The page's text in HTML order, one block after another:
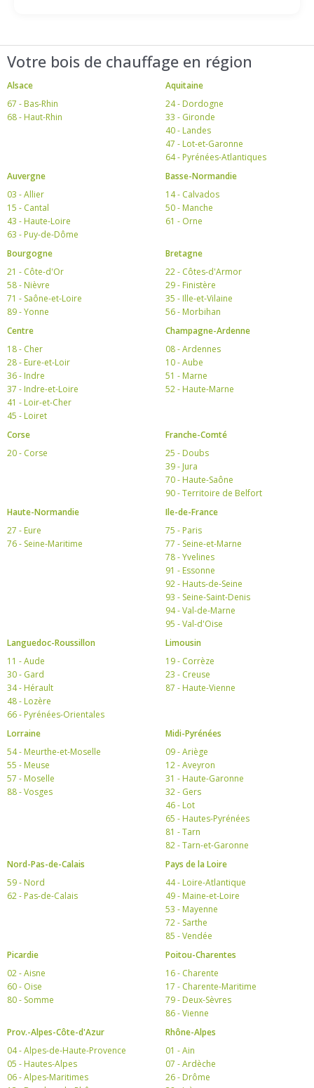
Votre bois de chauffage en région
Alsace
67 - Bas-Rhin
68 - Haut-Rhin
Aquitaine
24 - Dordogne
33 - Gironde
40 - Landes
47 - Lot-et-Garonne
64 - Pyrénées-Atlantiques
Auvergne
03 - Allier
15 - Cantal
43 - Haute-Loire
63 - Puy-de-Dôme
Basse-Normandie
14 - Calvados
50 - Manche
61 - Orne
Bourgogne
21 - Côte-d'Or
58 - Nièvre
71 - Saône-et-Loire
89 - Yonne
Bretagne
22 - Côtes-d'Armor
29 - Finistère
35 - Ille-et-Vilaine
56 - Morbihan
Centre
18 - Cher
28 - Eure-et-Loir
36 - Indre
37 - Indre-et-Loire
41 - Loir-et-Cher
45 - Loiret
Champagne-Ardenne
08 - Ardennes
10 - Aube
51 - Marne
52 - Haute-Marne
Corse
20 - Corse
Franche-Comté
25 - Doubs
39 - Jura
70 - Haute-Saône
90 - Territoire de Belfort
Haute-Normandie
27 - Eure
76 - Seine-Maritime
Ile-de-France
75 - Paris
77 - Seine-et-Marne
78 - Yvelines
91 - Essonne
92 - Hauts-de-Seine
93 - Seine-Saint-Denis
94 - Val-de-Marne
95 - Val-d'Oise
Languedoc-Roussillon
11 - Aude
30 - Gard
34 - Hérault
48 - Lozère
66 - Pyrénées-Orientales
Limousin
19 - Corrèze
23 - Creuse
87 - Haute-Vienne
Lorraine
54 - Meurthe-et-Moselle
55 - Meuse
57 - Moselle
88 - Vosges
Midi-Pyrénées
09 - Ariège
12 - Aveyron
31 - Haute-Garonne
32 - Gers
46 - Lot
65 - Hautes-Pyrénées
81 - Tarn
82 - Tarn-et-Garonne
Nord-Pas-de-Calais
59 - Nord
62 - Pas-de-Calais
Pays de la Loire
44 - Loire-Atlantique
49 - Maine-et-Loire
53 - Mayenne
72 - Sarthe
85 - Vendée
Picardie
02 - Aisne
60 - Oise
80 - Somme
Poitou-Charentes
16 - Charente
17 - Charente-Maritime
79 - Deux-Sèvres
86 - Vienne
Prov.-Alpes-Côte-d'Azur
04 - Alpes-de-Haute-Provence
05 - Hautes-Alpes
06 - Alpes-Maritimes
Rhône-Alpes
01 - Ain
07 - Ardèche
26 - Drôme